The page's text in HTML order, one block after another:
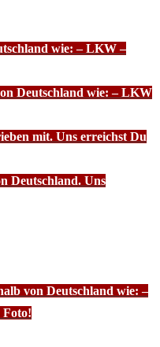
wie: – LKW –
Deutschland wie: – LKW
mit. Uns erreichst Du
Deutschland. Uns
von Deutschland wie: –
Foto!